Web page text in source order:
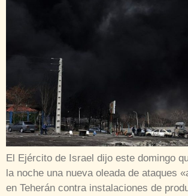
El Ejército de Israel dijo este domingo
la noche una nueva oleada de ataques
en Teherán contra instalaciones de